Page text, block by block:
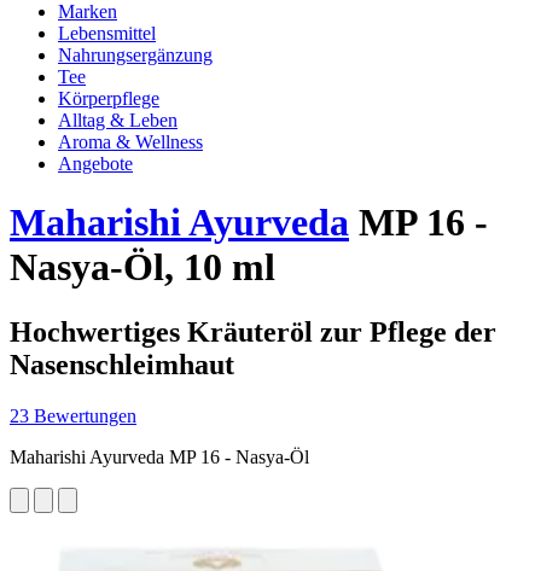
Marken
Lebensmittel
Nahrungsergänzung
Tee
Körperpflege
Alltag & Leben
Aroma & Wellness
Angebote
Maharishi Ayurveda MP 16 -
Nasya-Öl, 10 ml
Hochwertiges Kräuteröl zur Pflege der
Nasenschleimhaut
23 Bewertungen
Maharishi Ayurveda MP 16 - Nasya-Öl